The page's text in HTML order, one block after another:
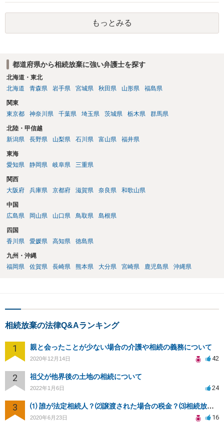
場合、 「相続財産を処分」したと評価され、相続放棄が無効となるリ
スクが一応あるからです。 ただし、実際には、自宅内にめぼしい財産
がなく、滞納賃料が増え続けるのを止めるため、 解約をして鍵を返却
してしまうというケースもそれなりにあります。 また、お母様の通帳
相続財産清算人が選任される場合があり、 その場合には当該清算人に
引き継いでいただくことになります。 ちなみに前提として、お母様の
お姉さんがご存命である以上、 その子（甥、姪）にはそもそも相続権
す。 明確にお答えができずに申し訳ありませんが、以上ご参考にして
いただければ幸いです。
もっとみる
都道府県から相続放棄に強い弁護士を探す
北海道・東北
北海道
青森県 岩手県 宮城県 秋田県 山形県 福島県
関東
東京都
神奈川県 千葉県 埼玉県 茨城県 栃木県 群馬県
北陸・甲信越
新潟県
長野県 山梨県 石川県 富山県 福井県
東海
愛知県
静岡県 岐阜県 三重県
関西
大阪府
兵庫県 京都府 滋賀県 奈良県 和歌山県
中国
広島県
岡山県 山口県 鳥取県 島根県
四国
香川県
愛媛県 高知県 徳島県
九州・沖縄
福岡県
佐賀県 長崎県 熊本県 大分県 宮崎県 鹿児島県 沖縄県
相続放棄の法律Q&Aランキング
1 親と会ったことが少ない場合の介護や相続の義務について
2020年12月14日 42
2 祖父が他界後の土地の相続について
2022年1月6日 24
3 ⑴ 誰が法定相続人？⑵譲渡された場合の税金？⑶相続放棄後同じ不動産を相続できない？⑷借金返済義務は？
2020年6月23日 16